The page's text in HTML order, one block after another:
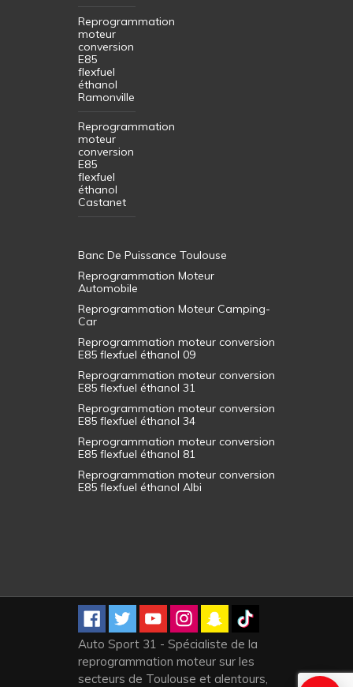
Reprogrammation
moteur
conversion
E85
flexfuel
éthanol
Ramonville
Reprogrammation
moteur
conversion
E85
flexfuel
éthanol
Castanet
Banc De Puissance Toulouse
Reprogrammation Moteur
Automobile
Reprogrammation Moteur Camping-
Car
Reprogrammation moteur conversion
E85 flexfuel éthanol 09
Reprogrammation moteur conversion
E85 flexfuel éthanol 31
Reprogrammation moteur conversion
E85 flexfuel éthanol 34
Reprogrammation moteur conversion
E85 flexfuel éthanol 81
Reprogrammation moteur conversion
E85 flexfuel éthanol Albi
Auto Sport 31 - Spécialiste de la
reprogrammation moteur sur les
secteurs de Toulouse et alentours,